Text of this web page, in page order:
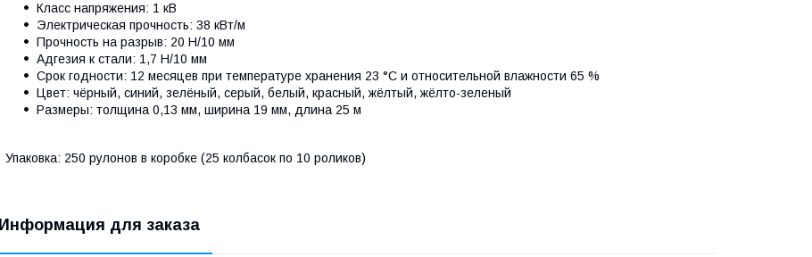
Класс напряжения: 1 кВ
Электрическая прочность: 38 кВт/м
Прочность на разрыв: 20 Н/10 мм
Адгезия к стали: 1,7 Н/10 мм
Срок годности: 12 месяцев при температуре хранения 23 °С и относительной влажности 65 %
Цвет: чёрный, синий, зелёный, серый, белый, красный, жёлтый, жёлто-зеленый
Размеры: толщина 0,13 мм, ширина 19 мм, длина 25 м
Упаковка: 250 рулонов в коробке (25 колбасок по 10 роликов)
Информация для заказа